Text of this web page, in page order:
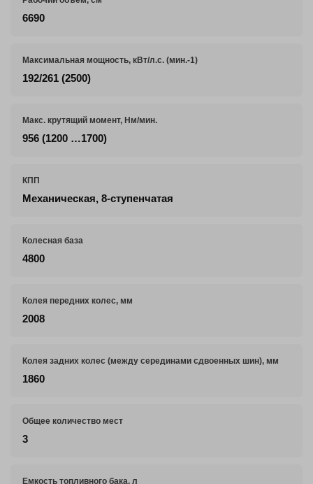
6690
Максимальная мощность, кВт/л.с. (мин.-1)
192/261 (2500)
Макс. крутящий момент, Нм/мин.
956 (1200 …1700)
КПП
Механическая, 8-ступенчатая
Колесная база
4800
Колея передних колес, мм
2008
Колея задних колес (между серединами сдвоенных шин), мм
1860
Общее количество мест
3
Емкость топливного бака, л